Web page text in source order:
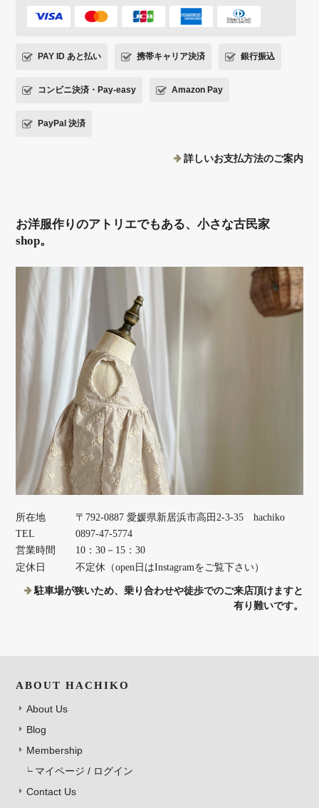
PAY ID あと払い 携帯キャリア決済 銀行振込
コンビニ決済・Pay-easy Amazon Pay
PayPal 決済
詳しいお支払方法のご案内
お洋服作りのアトリエでもある、小さな古民家
shop。
所在地
〒792-0887 愛媛県新居浜市高田2-3-35 hachiko
TEL
0897-47-5774
営業時間
10：30－15：30
定休日
不定休（open日はInstagramをご覧下さい）
駐車場が狭いため、乗り合わせや徒歩でのご来店頂けますと
有り難いです。
ABOUT HACHIKO
About Us
Blog
Membership
マイページ / ログイン
Contact Us